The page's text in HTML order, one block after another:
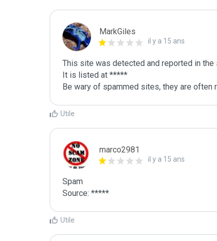
MarkGiles
il y a 15 ans
This site was detected and reported in
It is listed at *****
Be wary of spammed sites, they are often
Utile
marco2981
il y a 15 ans
Spam
Source: *****
Utile